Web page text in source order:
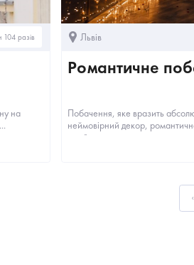
104 разів
на
Львів
Романтичне
Побачення, яке вразить
неймовірний декор,
встоїть перед таким...